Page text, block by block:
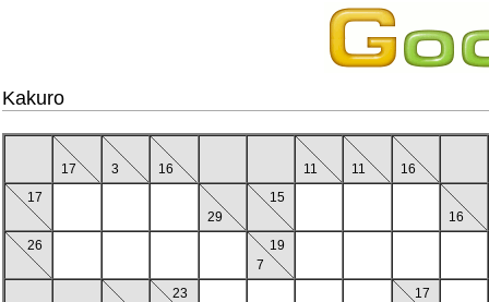
Kakuro
17 3 16 11 11
16
17
29
15
16
26
19
7
23
17